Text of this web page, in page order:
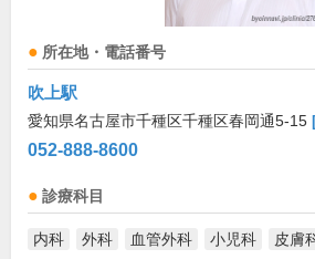
所在地・電話番号
吹上駅
愛知県名古屋市千種区千種区春岡通5-15
052-888-8600
診療科目
内科 外科 血管外科 小児科 皮膚